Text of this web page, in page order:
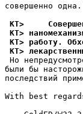
совершенно одна.
KT>
KT>
KT> работу.
KT>
Hо
были бы
последствий
With best